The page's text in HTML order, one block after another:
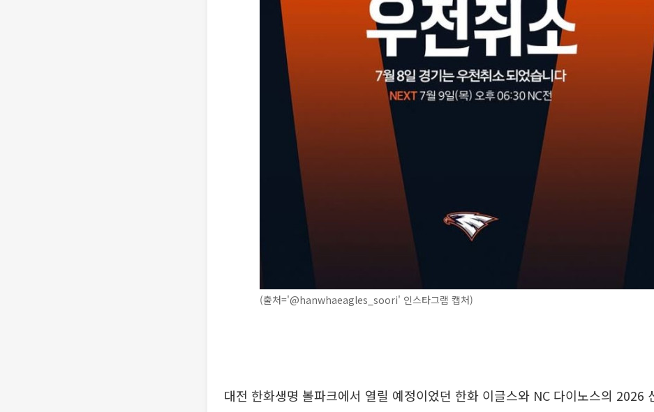
(출처='@hanwhaeagles_soori' 인스타그램 캡처)
대전 한화생명 볼파크에서 열릴 예정이었던 한화 이글스와 NC 다이노스의 2026